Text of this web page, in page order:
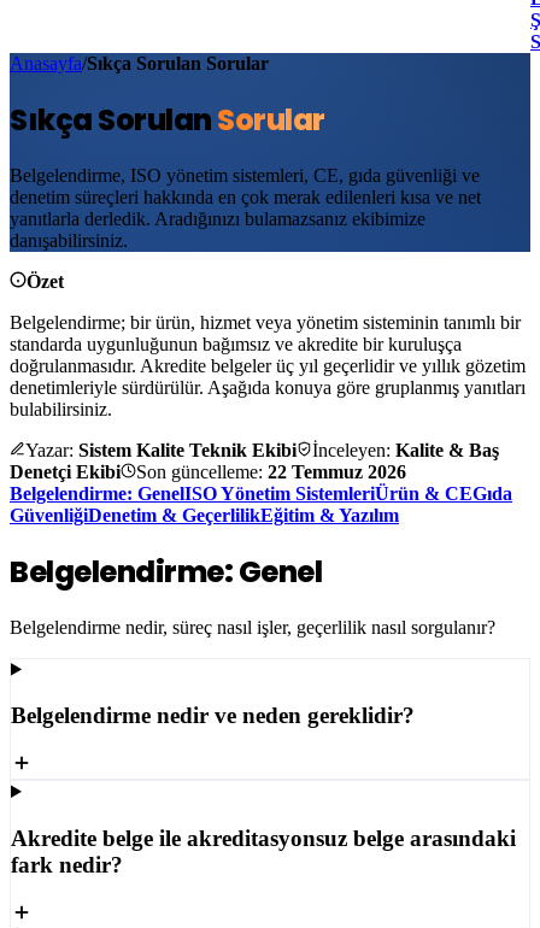
Anasayfa/Sıkça Sorulan Sorular
Sıkça SorulanSorular
Belgelendirme, ISO yönetim sistemleri, CE, gıda güvenliği ve
denetim süreçleri hakkında en çok merak edilenleri kısa ve net
yanıtlarla derledik. Aradığınızı bulamazsanız ekibimize
danışabilirsiniz.
Özet
Belgelendirme; bir ürün, hizmet veya yönetim sisteminin tanımlı bir
standarda uygunluğunun bağımsız ve akredite bir kuruluşça
doğrulanmasıdır. Akredite belgeler üç yıl geçerlidir ve yıllık gözetim
denetimleriyle sürdürülür. Aşağıda konuya göre gruplanmış yanıtları
bulabilirsiniz.
Yazar: Sistem Kalite Teknik Ekibi İnceleyen: Kalite & Baş
Denetçi Ekibi
Son güncelleme: 22 Temmuz 2026
Belgelendirme: GenelISO Yönetim SistemleriÜrün & CEGıda
GüvenliğiDenetim & GeçerlilikEğitim & Yazılım
Belgelendirme: Genel
Belgelendirme nedir, süreç nasıl işler, geçerlilik nasıl sorgulanır?
Belgelendirme nedir ve neden gereklidir?
Akredite belge ile akreditasyonsuz belge arasındaki
fark nedir?